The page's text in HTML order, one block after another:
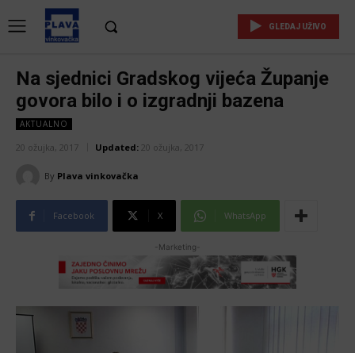
GLEDAJ UŽIVO
Na sjednici Gradskog vijeća Županje
govora bilo i o izgradnji bazena
AKTUALNO
20 ožujka, 2017 Updated: 20 ožujka, 2017
By Plava vinkovačka
Facebook X WhatsApp
-Marketing-